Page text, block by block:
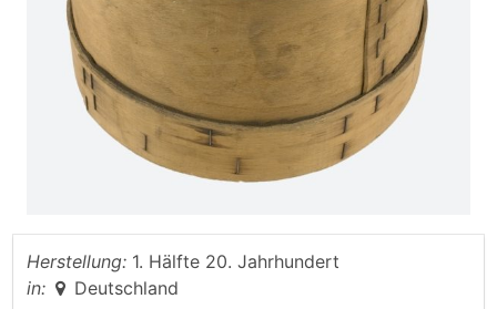
Herstellung: 1. Hälfte 20. Jahrhundert
in:
Deutschland